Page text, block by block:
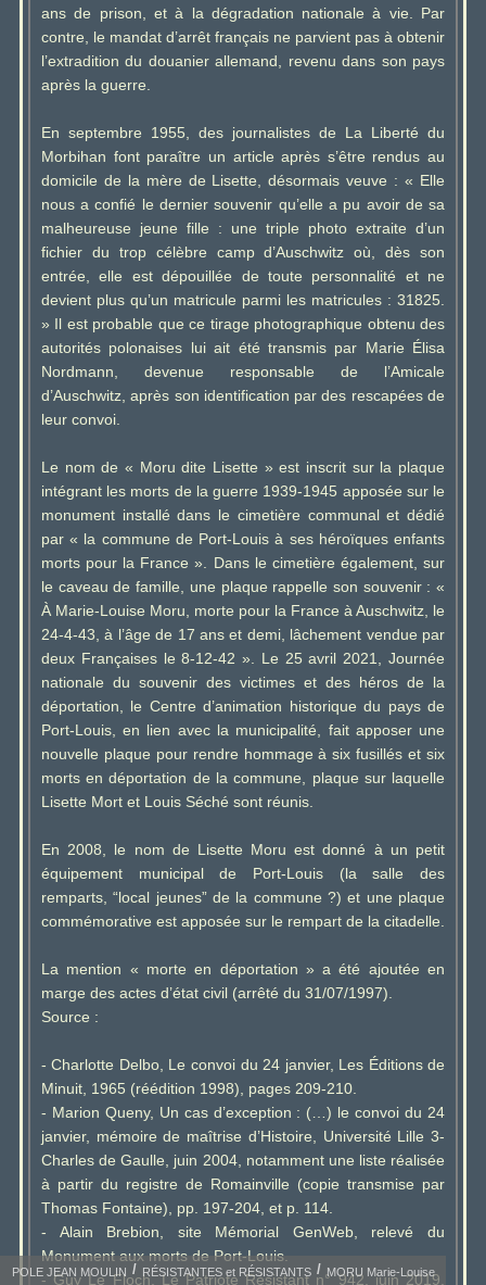
ans de prison, et à la dégradation nationale à vie. Par
contre, le mandat d’arrêt français ne parvient pas à obtenir
l’extradition du douanier allemand, revenu dans son pays
après la guerre.
En septembre 1955, des journalistes de La Liberté du
Morbihan font paraître un article après s’être rendus au
domicile de la mère de Lisette, désormais veuve : « Elle
nous a confié le dernier souvenir qu’elle a pu avoir de sa
malheureuse jeune fille : une triple photo extraite d’un
fichier du trop célèbre camp d’Auschwitz où, dès son
entrée, elle est dépouillée de toute personnalité et ne
devient plus qu’un matricule parmi les matricules : 31825.
» Il est probable que ce tirage photographique obtenu des
autorités polonaises lui ait été transmis par Marie Élisa
Nordmann, devenue responsable de l’Amicale
d’Auschwitz, après son identification par des rescapées de
leur convoi.
Le nom de « Moru dite Lisette » est inscrit sur la plaque
intégrant les morts de la guerre 1939-1945 apposée sur le
monument installé dans le cimetière communal et dédié
par « la commune de Port-Louis à ses héroïques enfants
morts pour la France ». Dans le cimetière également, sur
le caveau de famille, une plaque rappelle son souvenir : «
À Marie-Louise Moru, morte pour la France à Auschwitz, le
24-4-43, à l’âge de 17 ans et demi, lâchement vendue par
deux Françaises le 8-12-42 ». Le 25 avril 2021, Journée
nationale du souvenir des victimes et des héros de la
déportation, le Centre d’animation historique du pays de
Port-Louis, en lien avec la municipalité, fait apposer une
nouvelle plaque pour rendre hommage à six fusillés et six
morts en déportation de la commune, plaque sur laquelle
Lisette Mort et Louis Séché sont réunis.
En 2008, le nom de Lisette Moru est donné à un petit
équipement municipal de Port-Louis (la salle des
remparts, “local jeunes” de la commune ?) et une plaque
commémorative est apposée sur le rempart de la citadelle.
La mention « morte en déportation » a été ajoutée en
marge des actes d’état civil (arrêté du 31/07/1997).
Source :
- Charlotte Delbo, Le convoi du 24 janvier, Les Éditions de
Minuit, 1965 (réédition 1998), pages 209-210.
- Marion Queny, Un cas d’exception : (…) le convoi du 24
janvier, mémoire de maîtrise d’Histoire, Université Lille 3-
Charles de Gaulle, juin 2004, notamment une liste réalisée
à partir du registre de Romainville (copie transmise par
Thomas Fontaine), pp. 197-204, et p. 114.
- Alain Brebion, site Mémorial GenWeb, relevé du
Monument aux morts de Port-Louis.
- Guy Le Floch, Le Patriote Résistant n° 942, juin 2019,
POLE JEAN MOULIN RÉSISTANTES et RÉSISTANTS MORU Marie-Louise